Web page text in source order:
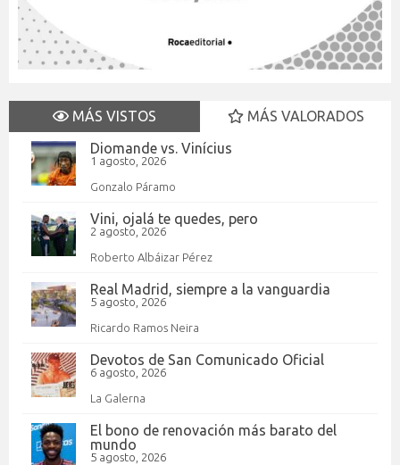
MÁS VISTOS
MÁS VALORADOS
Diomande vs. Vinícius
1 agosto, 2026
Gonzalo Páramo
Vini, ojalá te quedes, pero
2 agosto, 2026
Roberto Albáizar Pérez
Real Madrid, siempre a la vanguardia
5 agosto, 2026
Ricardo Ramos Neira
Devotos de San Comunicado Oficial
6 agosto, 2026
La Galerna
El bono de renovación más barato del
mundo
5 agosto, 2026